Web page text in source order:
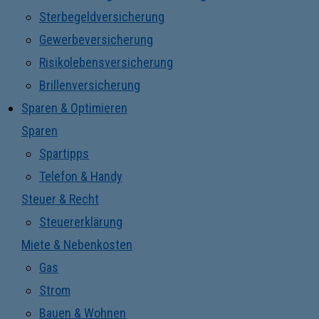
Sterbegeldversicherung
Gewerbeversicherung
Risikolebensversicherung
Brillenversicherung
Sparen & Optimieren
Sparen
Spartipps
Telefon & Handy
Steuer & Recht
Steuererklärung
Miete & Nebenkosten
Gas
Strom
Bauen & Wohnen